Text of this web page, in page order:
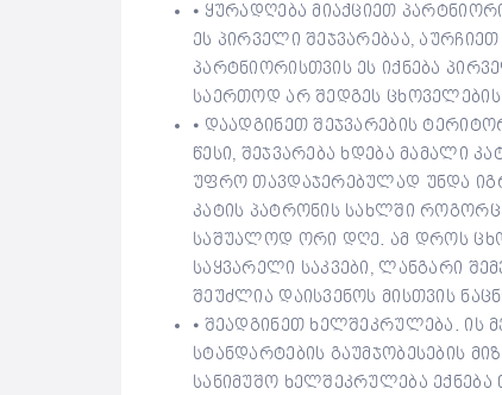
⦁ ყურადღება მიაქციეთ
ეს პირველი შეჯვარებაა,
პარტნიორისთვის ეს იქნება
საერთოდ არ შედგეს ცხოველების
⦁ დაადგინეთ შეჯვარების
წესი, შეჯვარება ხდება მამალი
უფრო თავდაჯერებულად უნდა
კატის პატრონის სახლში
საშუალოდ ორი დღე. ამ დროს
საყვარელი საკვები, ლანგარი
შეუძლია დაისვენოს მისთვის
⦁ შეადგინეთ ხელშეკრულება. ის
სტანდარტების გაუმჯობესების
სანიმუშო ხელშეკრულება